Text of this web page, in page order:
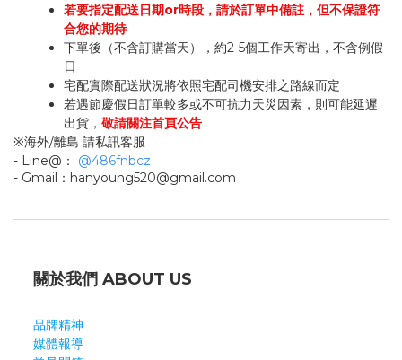
若要指定配送日期or時段，請於訂單中備註，但不保證符
合您的期待
下單後（不含訂購當天），約2-5個工作天寄出，不含例假
日
宅配實際配送狀況將依照宅配司機安排之路線而定
若遇節慶假日訂單較多或不可抗力天災因素，則可能延遲
出貨， 敬請關注首頁公告
※海外/離島 請私訊客服
- Line@： @486fnbcz
- Gmail：hanyoung520@gmail.com
關於我們 ABOUT US
品牌精神
媒體報導